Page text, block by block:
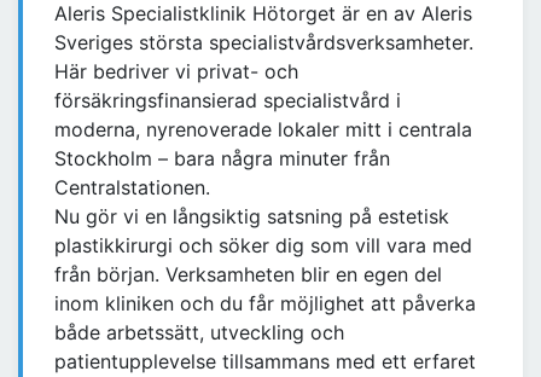
Aleris Specialistklinik Hötorget är en av Aleris
Sveriges största specialistvårdsverksamheter.
Här bedriver vi privat- och
försäkringsfinansierad specialistvård i
moderna, nyrenoverade lokaler mitt i centrala
Stockholm – bara några minuter från
Centralstationen.
Nu gör vi en långsiktig satsning på estetisk
plastikkirurgi och söker dig som vill vara med
från början. Verksamheten blir en egen del
inom kliniken och du får möjlighet att påverka
både arbetssätt, utveckling och
patientupplevelse tillsammans med ett erfaret